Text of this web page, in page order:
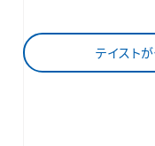
テイスト